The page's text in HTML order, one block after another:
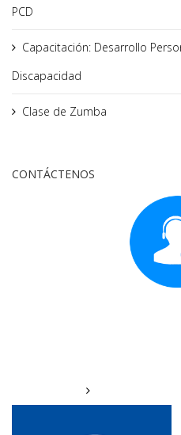
PCD
Capacitación: Desarrollo
Discapacidad
Clase de Zumba
CONTÁCTENOS